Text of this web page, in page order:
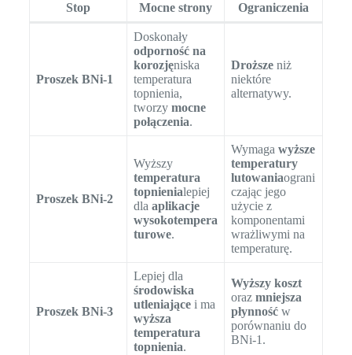
Stop Mocne strony Ograniczenia
Proszek BNi-1
Doskonały
odporność na
korozjęniska
temperatura
topnienia,
tworzy mocne
połączenia.
Droższeniż
niektóre
alternatywy.
Proszek BNi-2
Wyższy
temperatura
topnienialepiej
dla aplikacje
wysokotempera
turowe.
Wymaga wyższe
temperatury
lutowaniaograni
czając jego
użycie z
komponentami
wrażliwymi na
temperaturę.
Proszek BNi-3
Lepiej dla
środowiska
utleniającei ma
wyższa
temperatura
topnienia.
Wyższy koszt
oraz mniejsza
płynnośćw
porównaniu do
BNi-1.